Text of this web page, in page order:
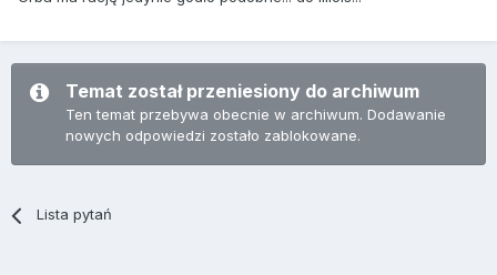
Temat został przeniesiony do archiwum
Ten temat przebywa obecnie w archiwum. Dodawanie
nowych odpowiedzi zostało zablokowane.
Lista pytań